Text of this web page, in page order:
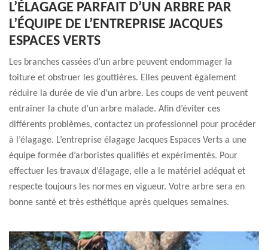
L’ÉLAGAGE PARFAIT D’UN ARBRE PAR
L’ÉQUIPE DE L’ENTREPRISE JACQUES
ESPACES VERTS
Les branches cassées d’un arbre peuvent endommager la
toiture et obstruer les gouttières. Elles peuvent également
réduire la durée de vie d’un arbre. Les coups de vent peuvent
entraîner la chute d’un arbre malade. Afin d’éviter ces
différents problèmes, contactez un professionnel pour procéder
à l’élagage. L’entreprise élagage Jacques Espaces Verts a une
équipe formée d’arboristes qualifiés et expérimentés. Pour
effectuer les travaux d’élagage, elle a le matériel adéquat et
respecte toujours les normes en vigueur. Votre arbre sera en
bonne santé et très esthétique après quelques semaines.